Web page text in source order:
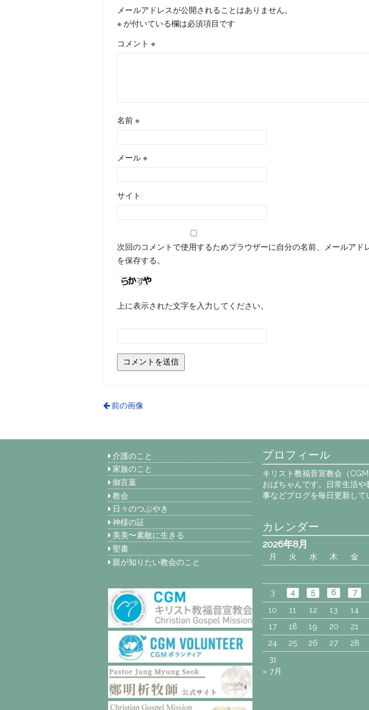
メールアドレスが公開されることはありません。
※ が付いている欄は必須項目です
コメント※
名前※
メール※
サイト
次回のコメントで使用するためブラウザーに自分の名前、メールアド
を保存する。
上に表示された文字を入力してください。
前の画像
介護のこと
家族のこと
御言葉
教会
日々のつぶやき
神様の証
美美〜素敵に生きる
聖書
親が知りたい教会のこと
プロフィール
キリスト教福音宣教会（
おばちゃんです。日常生活や
事などブログを毎日更新して
カレンダー
2026年8月
月 火 水 木 金
3
4 5 6 7
10
11 12 13 14
17
18 19 20 21
24
25 26 27 28
31
« 7月